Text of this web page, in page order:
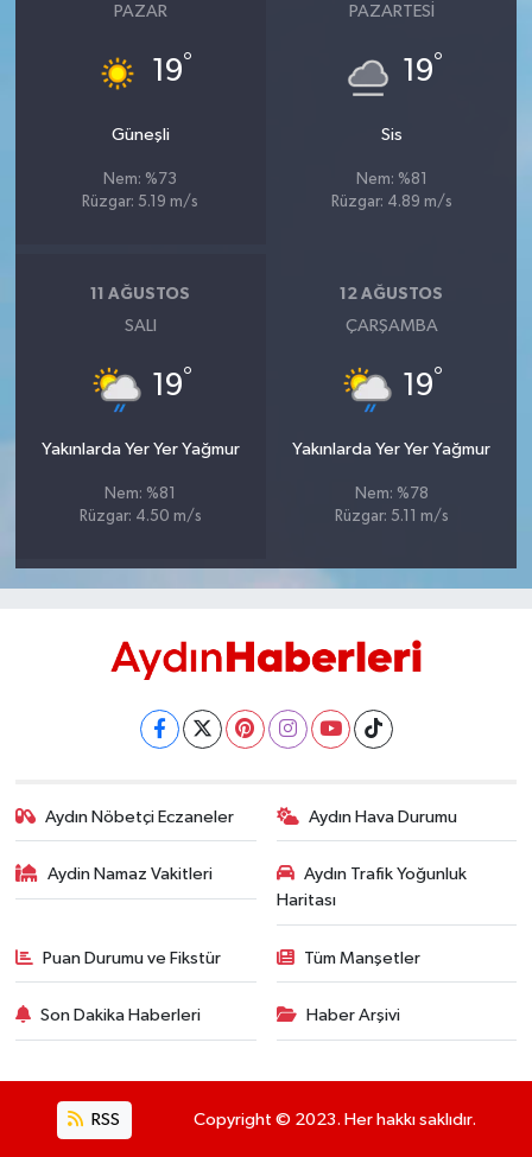
PAZAR
19°
Güneşli
Nem: %73
Rüzgar: 5.19 m/s
PAZARTESI
19°
Sis
Nem: %81
Rüzgar: 4.89 m/s
11 AĞUSTOS
SALI
19°
Yakınlarda Yer Yer Yağmur
Nem: %81
Rüzgar: 4.50 m/s
12 AĞUSTOS
ÇARŞAMBA
19°
Yakınlarda Yer Yer Yağmur
Nem: %78
Rüzgar: 5.11 m/s
Aydın Nöbetçi Eczaneler Aydın Hava Durumu
Aydin Namaz Vakitleri
Aydın Trafik Yoğunluk
Haritası
Puan Durumu ve Fikstür Tüm Manşetler
Son Dakika Haberleri Haber Arşivi
RSS Copyright © 2023. Her hakkı saklıdır.
MUĞLA
YURT